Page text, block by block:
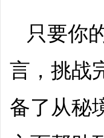
只要你
言，挑战
备了从秘